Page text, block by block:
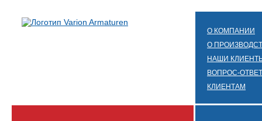
О КОМПАНИИ
О
НАШИ
ВОПРОС-ОТВЕТ
КЛИЕНТАМ